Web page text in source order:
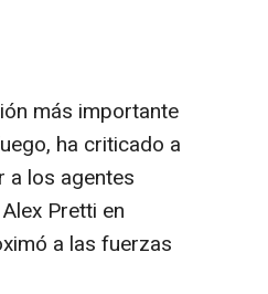
más importante
ha criticado a
a los agentes
Pretti en
a las fuerzas